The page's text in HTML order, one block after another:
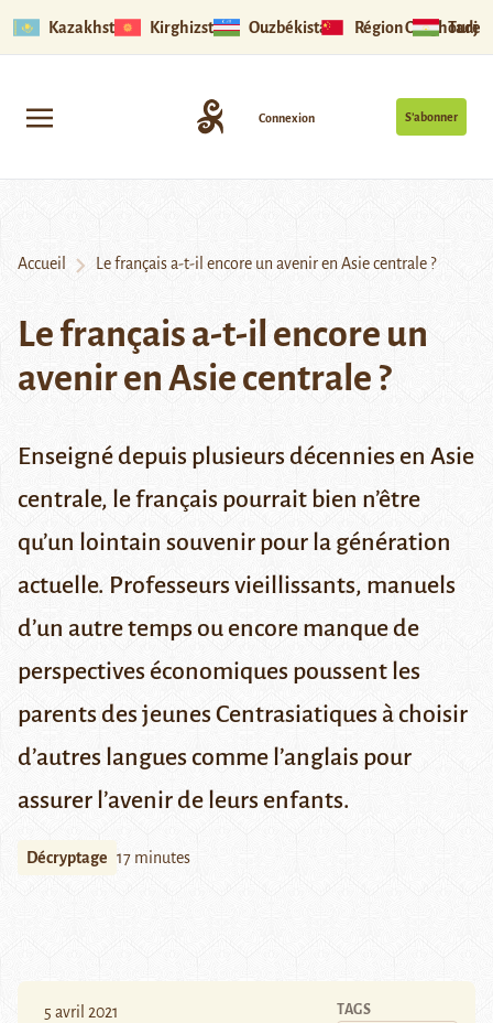
Kazakhstan Kirghizstan Ouzbékistan Région Ouïghoure
S’abonner
Connexion
Accueil Le français a-t-il encore un avenir en Asie centrale ?
Le français a-t-il encore un
avenir en Asie centrale ?
Enseigné depuis plusieurs décennies en Asie
centrale, le français pourrait bien n’être
qu’un lointain souvenir pour la génération
actuelle. Professeurs vieillissants, manuels
d’un autre temps ou encore manque de
perspectives économiques poussent les
parents des jeunes Centrasiatiques à choisir
d’autres langues comme l’anglais pour
assurer l’avenir de leurs enfants.
Décryptage 17 minutes
5 avril 2021 TAGS